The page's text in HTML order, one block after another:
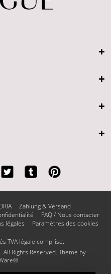
Zahlung & Versand
FAQ / Nous contacter
légales Paramètres des cookies
TVA légale comprise.
Rights Reserved. Theme by